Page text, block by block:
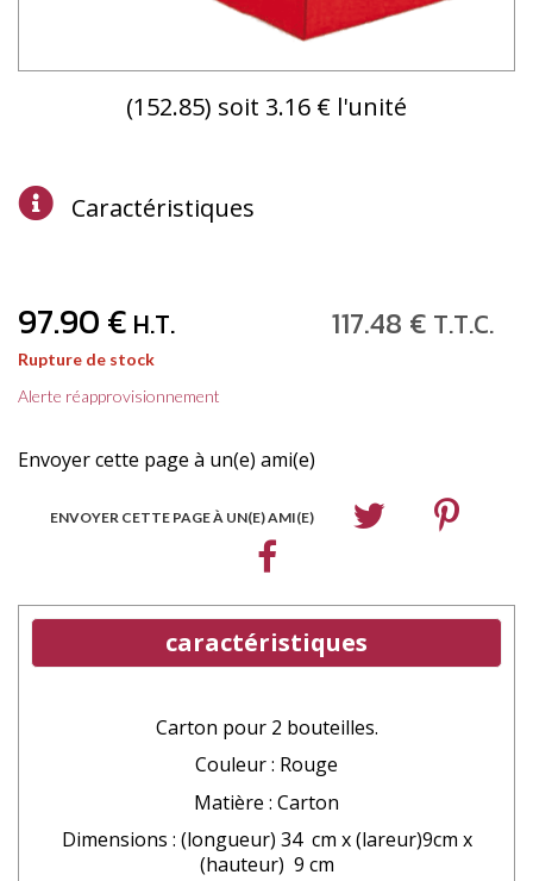
(152.85) soit 3.16 € l'unité
Caractéristiques
97.90€ H.T. 117.48 € T.T.C.
Rupture de stock
Alerte réapprovisionnement
Envoyer cette page à un(e) ami(e)
ENVOYER CETTE PAGE À UN(E) AMI(E)
caractéristiques
Carton pour 2 bouteilles.
Couleur : Rouge
Matière : Carton
Dimensions : (longueur) 34 cm x (lareur)9cm x
(hauteur) 9 cm